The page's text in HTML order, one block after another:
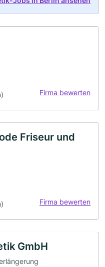
Firma bewerten
Friseur und
Firma bewerten
GmbH